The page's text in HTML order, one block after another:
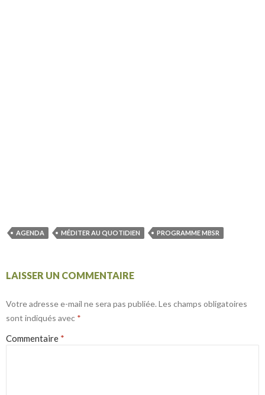
AGENDA MÉDITER AU QUOTIDIEN PROGRAMME MBSR
LAISSER UN COMMENTAIRE
Votre adresse e-mail ne sera pas publiée. Les champs obligatoires
sont indiqués avec *
Commentaire *